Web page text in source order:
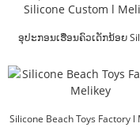
ອຸປະກອນເຮືອນຄົວເດັກນ້ອຍ
Silicone Beach Toys Factory l